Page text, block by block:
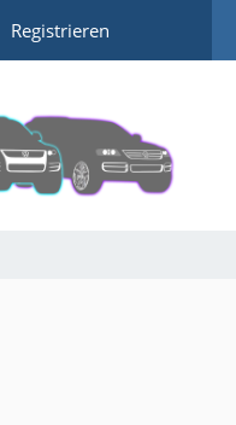
Registrieren